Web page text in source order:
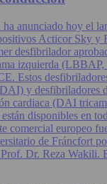
anunciado hoy el
Acticor Sky y
desfibrilador
izquierda (LBBAP,
Estos
y desfibriladores
cardiaca (DAI
disponibles en
comercial europeo
de Fráncfort
Dr. Reza Wakili.